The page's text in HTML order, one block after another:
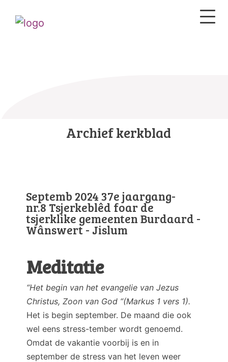
Archief kerkblad
Septemb 2024 37e jaargang-
nr.8 Tsjerkeblêd foar de
tsjerklike gemeenten Burdaard -
Wânswert - Jislum
Meditatie
“Het begin van het evangelie van Jezus
Christus, Zoon van God “(Markus 1 vers 1).
Het is begin september. De maand die ook
wel eens stress-tember wordt genoemd.
Omdat de vakantie voorbij is en in
september de stress van het leven weer